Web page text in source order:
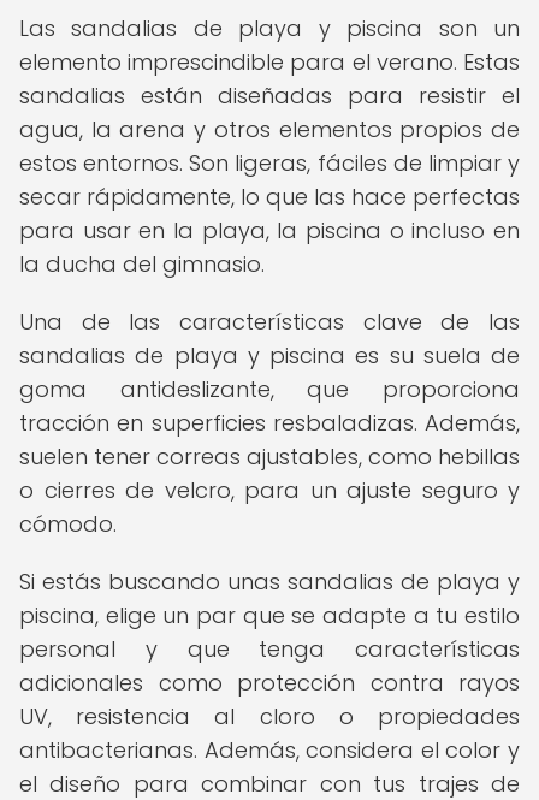
Las sandalias de playa y piscina son un
elemento imprescindible para el verano. Estas
sandalias están diseñadas para resistir el
agua, la arena y otros elementos propios de
estos entornos. Son ligeras, fáciles de limpiar y
secar rápidamente, lo que las hace perfectas
para usar en la playa, la piscina o incluso en
la ducha del gimnasio.
Una de las características clave de las
sandalias de playa y piscina es su suela de
goma antideslizante, que proporciona
tracción en superficies resbaladizas. Además,
suelen tener correas ajustables, como hebillas
o cierres de velcro, para un ajuste seguro y
cómodo.
Si estás buscando unas sandalias de playa y
piscina, elige un par que se adapte a tu estilo
personal y que tenga características
adicionales como protección contra rayos
UV, resistencia al cloro o propiedades
antibacterianas. Además, considera el color y
el diseño para combinar con tus trajes de